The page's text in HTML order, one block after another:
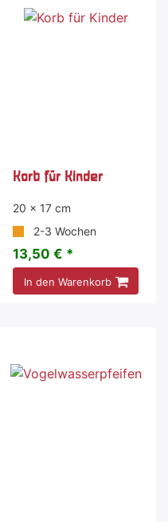
Korb für Kinder
20 x 17 cm
2-3 Wochen
13,50 € *
In den Warenkorb